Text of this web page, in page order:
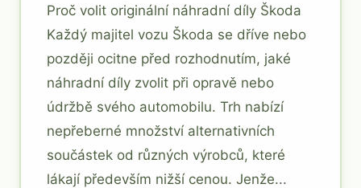
Proč volit originální náhradní díly Škoda
Každý majitel vozu Škoda se dříve nebo
později ocitne před rozhodnutím, jaké
náhradní díly zvolit při opravě nebo
údržbě svého automobilu. Trh nabízí
nepřeberné množství alternativních
součástek od různých výrobců, které
lákají především nižší cenou. Jenže...